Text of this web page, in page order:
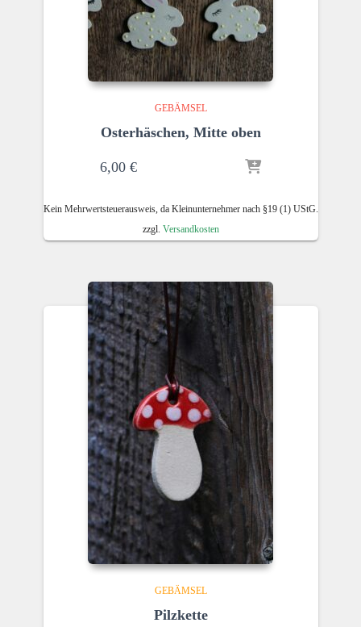
GEBÄMSEL
Osterhäschen, Mitte oben
6,00 €
Kein Mehrwertsteuerausweis, da Kleinunternehmer nach §19 (1) UStG.
zzgl. Versandkosten
GEBÄMSEL
Pilzkette